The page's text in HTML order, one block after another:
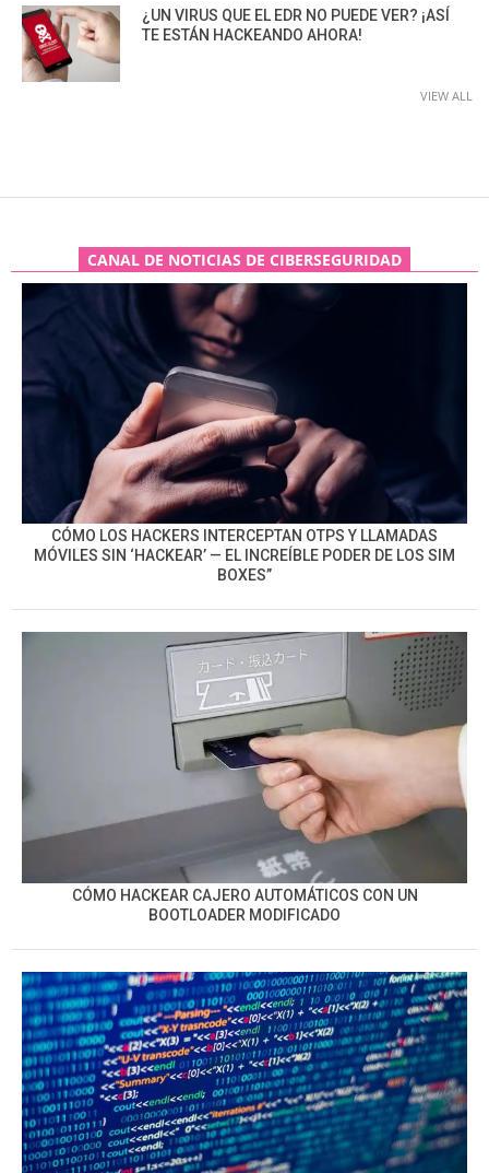
¿UN VIRUS QUE EL EDR NO PUEDE VER? ¡ASÍ
TE ESTÁN HACKEANDO AHORA!
VIEW ALL
CANAL DE NOTICIAS DE CIBERSEGURIDAD
CÓMO LOS HACKERS INTERCEPTAN OTPS Y LLAMADAS
MÓVILES SIN ‘HACKEAR’ — EL INCREÍBLE PODER DE LOS SIM
BOXES”
CÓMO HACKEAR CAJERO AUTOMÁTICOS CON UN
BOOTLOADER MODIFICADO